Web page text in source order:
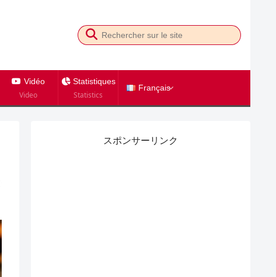
Vidéo
Video
Statistiques
Statistics
Français
スポンサーリンク